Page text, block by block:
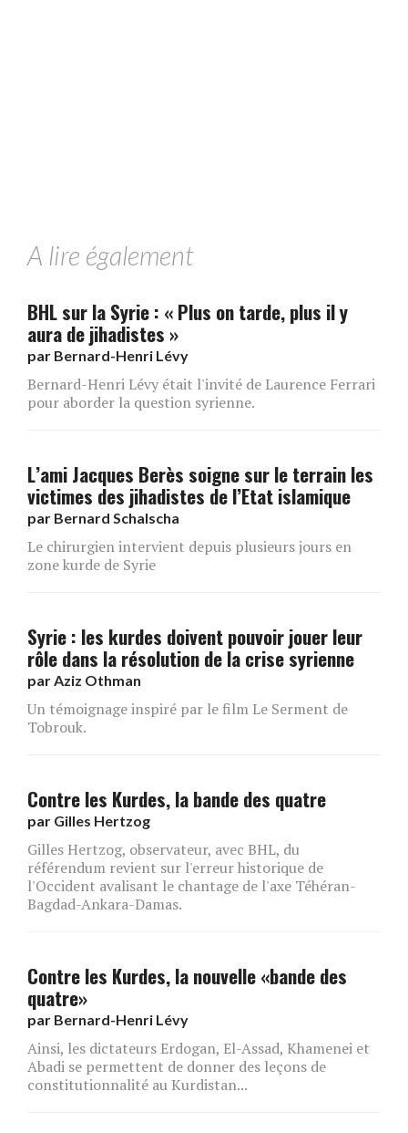
A lire également
BHL sur la Syrie : « Plus on tarde, plus il y
aura de jihadistes »
par Bernard-Henri Lévy
Bernard-Henri Lévy était l'invité de Laurence Ferrari
pour aborder la question syrienne.
L’ami Jacques Berès soigne sur le terrain les
victimes des jihadistes de l’Etat islamique
par Bernard Schalscha
Le chirurgien intervient depuis plusieurs jours en
zone kurde de Syrie
Syrie : les kurdes doivent pouvoir jouer leur
rôle dans la résolution de la crise syrienne
par Aziz Othman
Un témoignage inspiré par le film Le Serment de
Tobrouk.
Contre les Kurdes, la bande des quatre
par Gilles Hertzog
Gilles Hertzog, observateur, avec BHL, du
référendum revient sur l'erreur historique de
l'Occident avalisant le chantage de l'axe Téhéran-
Bagdad-Ankara-Damas.
Contre les Kurdes, la nouvelle «bande des
quatre»
par Bernard-Henri Lévy
Ainsi, les dictateurs Erdogan, El-Assad, Khamenei et
Abadi se permettent de donner des leçons de
constitutionnalité au Kurdistan...